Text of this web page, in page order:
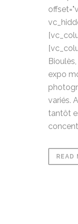
expo
variés.
tantôt
READ